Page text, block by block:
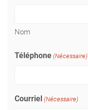
Nom
Téléphone (Nécessaire)
Courriel (Nécessaire)